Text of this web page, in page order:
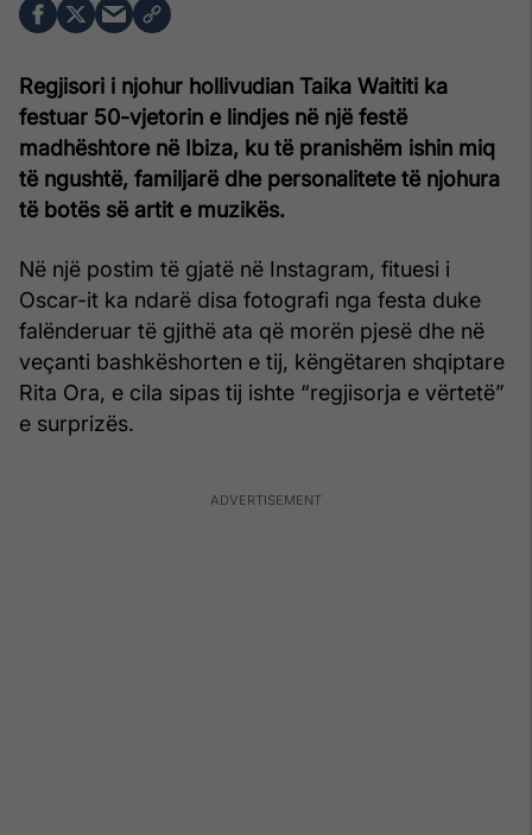
Regjisori i njohur hollivudian Taika Waititi ka
festuar 50-vjetorin e lindjes në një festë
madhështore në Ibiza, ku të pranishëm ishin miq
të ngushtë, familjarë dhe personalitete të njohura
të botës së artit e muzikës.
Në një postim të gjatë në Instagram, fituesi i
Oscar-it ka ndarë disa fotografi nga festa duke
falënderuar të gjithë ata që morën pjesë dhe në
veçanti bashkëshorten e tij, këngëtaren shqiptare
Rita Ora, e cila sipas tij ishte “regjisorja e vërtetë”
e surprizës.